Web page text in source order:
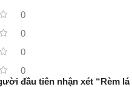
0
0
0
0
đầu tiên nhận xét “Rèm